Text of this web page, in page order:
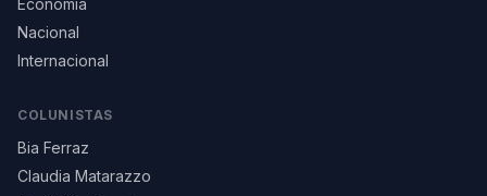
Economia
Nacional
Internacional
COLUNISTAS
Bia Ferraz
Claudia Matarazzo